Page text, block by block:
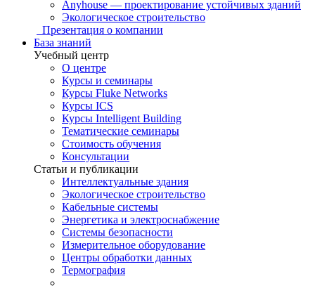
Anyhouse — проектирование устойчивых зданий
Экологическое строительство
Презентация о компании
База знаний
Учебный центр
О центре
Курсы и семинары
Курсы Fluke Networks
Курсы ICS
Курсы Intelligent Building
Тематические семинары
Стоимость обучения
Консультации
Статьи и публикации
Интеллектуальные здания
Экологическое строительство
Кабельные системы
Энергетика и электроснабжение
Системы безопасности
Измерительное оборудование
Центры обработки данных
Термография